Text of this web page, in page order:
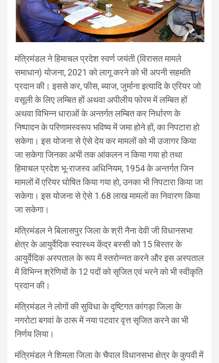
मंत्रिमंडल ने हिमाचल प्रदेश स्वर्ण जयंती (विरासत मामले
समाधान) योजना, 2021 को लागू करने को भी अपनी सहमति
प्रदान की। इससे कर, फीस, ब्याज, जुर्माना इत्यादि के एरियर जो
वसूली के लिए लम्बित हों अथवा अपीलीय फोरम में लम्बित हों
अथवा विभिन्न धाराओं के अन्तर्गत लम्बित कर निर्धारण के
निष्पादन के परिणामस्वरूप भविष्य में जमा होने हों, का निपटारा हो
सकेगा। इस योजना से ऐसे देय कर मामलों को भी उजागर किया
जा सकेगा जिनका अभी तक आंकलन न किया गया हो तथा
हिमाचल प्रदेश भू-राजस्व अधिनियम, 1954 के अन्तर्गत जिन
मामलों में एरियर घोषित किया गया हो, उनका भी निपटारा किया जा
सकेगा। इस योजना से ऐसे 1.68 लाख मामलों का निवारण किया
जा सकेगा।
मंत्रिमंडल ने बिलासपुर जिला के श्री नैना देवी जी विधानसभा
क्षेत्र के आयुर्वेदिक स्वास्थ्य केंद्र बस्सी को 15 बिस्तर के
आयुर्वेदिक अस्पताल के रूप में स्तरोन्नत करने और इस अस्पताल
में विभिन्न श्रेणियों के 12 पदों को सृजित एवं भरने को भी स्वीकृति
प्रदान की।
मंत्रिमंडल ने लोगों की सुविधा के दृष्टिगत कांगड़ा जिला के
नगरोटा बगवां के ठारू में नया पटवार वृत्त सृजित करने का भी
निर्णय लिया।
मंत्रिमंडल ने शिमला जिला के चैपाल विधानसभा क्षेत्र के कुपवी में